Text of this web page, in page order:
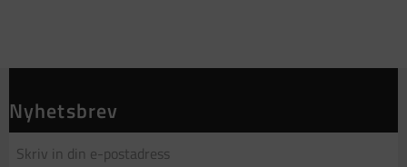
Nyhetsbrev